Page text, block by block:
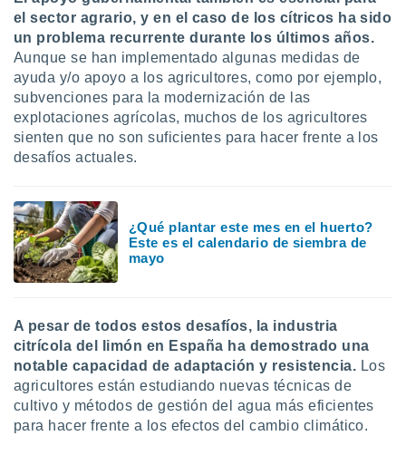
el sector agrario, y en el caso de los cítricos ha sido
un problema recurrente durante los últimos años.
Aunque se han implementado algunas medidas de
ayuda y/o apoyo a los agricultores, como por ejemplo,
subvenciones para la modernización de las
explotaciones agrícolas, muchos de los agricultores
sienten que no son suficientes para hacer frente a los
desafíos actuales.
¿Qué plantar este mes en el huerto?
Este es el calendario de siembra de
mayo
A pesar de todos estos desafíos, la industria
citrícola del limón en España ha demostrado una
notable capacidad de adaptación y resistencia. Los
agricultores están estudiando nuevas técnicas de
cultivo y métodos de gestión del agua más eficientes
para hacer frente a los efectos del cambio climático.